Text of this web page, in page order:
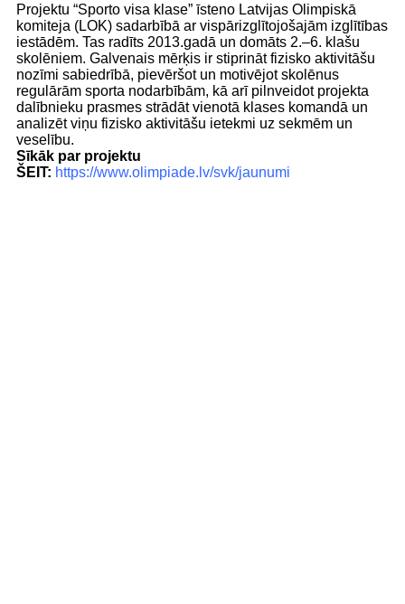
Projektu “Sporto visa klase” īsteno Latvijas Olimpiskā
komiteja (LOK) sadarbībā ar vispārizglītojošajām izglītības
iestādēm. Tas radīts 2013.gadā un domāts 2.–6. klašu
skolēniem. Galvenais mērķis ir stiprināt fizisko aktivitāšu
nozīmi sabiedrībā, pievēršot un motivējot skolēnus
regulārām sporta nodarbībām, kā arī pilnveidot projekta
dalībnieku prasmes strādāt vienotā klases komandā un
analizēt viņu fizisko aktivitāšu ietekmi uz sekmēm un
veselību.
Sīkāk par projektu
ŠEIT: https://www.olimpiade.lv/svk/jaunumi